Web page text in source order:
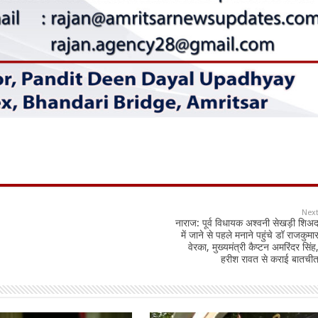
Next
नाराज: पूर्व विधायक अश्वनी सेखड़ी शिअद
में जाने से पहले मनाने पहुंचे डॉ राजकुमार
वेरका, मुख्यमंत्री कैप्टन अमरिंदर सिंह,
हरीश रावत से कराई बातचीत